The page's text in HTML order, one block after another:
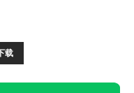
载